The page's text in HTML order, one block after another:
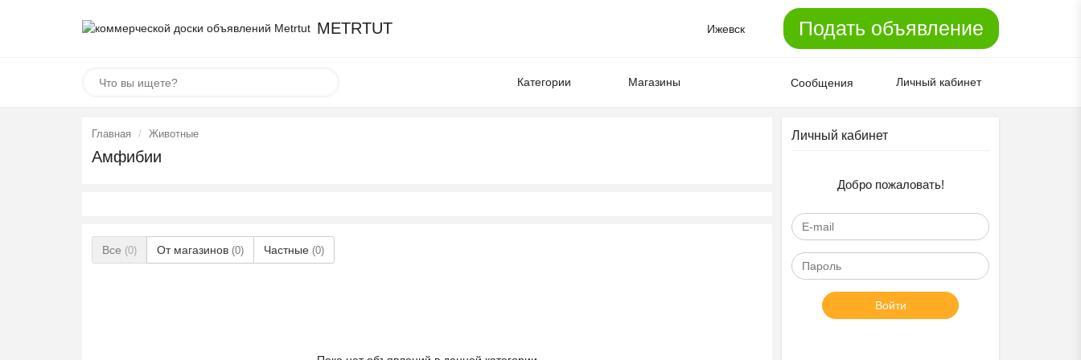
METRTUT Ижевск Подать объявление
Категории Магазины Сообщения Личный кабинет
Главная Животные
Амфибии
Все (0) От магазинов (0) Частные (0)
Личный кабинет
Добро пожаловать!
Войти